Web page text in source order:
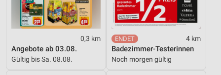
0,3 km
Angebote ab 03.08.
Gültig bis Sa. 08.08.
4 km
Badezimmer-Testerinnen
Noch morgen gültig